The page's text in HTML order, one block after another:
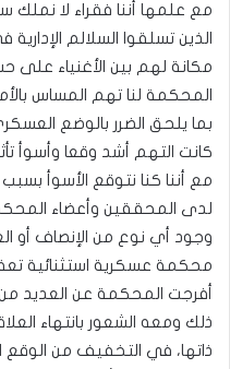
مع علمها أننا فقراء لا
الذين تسلقوا السلالم
مكانة لهم بين الأغنياء
المحكمة لنا تهم المساس
بما يلحق الضرر بالوضع
كانت التهم أشد وقعا وأسوأ
مع أننا كنا نتوقع الأسوأ
لدى المحققين وأعضاء
وجود أي نوع من الإنصاف أو
محكمة عسكرية استثنائية
أفرجت المحكمة عن العديد
ذلك ومعه الشعور بانتهاء
ذاتها، في التخفيف من الوقع